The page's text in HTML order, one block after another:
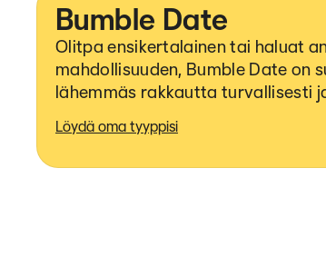
Bumble Date
Olitpa ensikertalainen tai haluat
mahdollisuuden, Bumble Date on
lähemmäs rakkautta turvallisesti
Löydä oma tyyppisi